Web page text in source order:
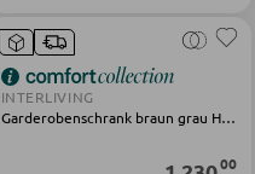
INTERLIVING
Garderobenschrank braun grau Holz
00